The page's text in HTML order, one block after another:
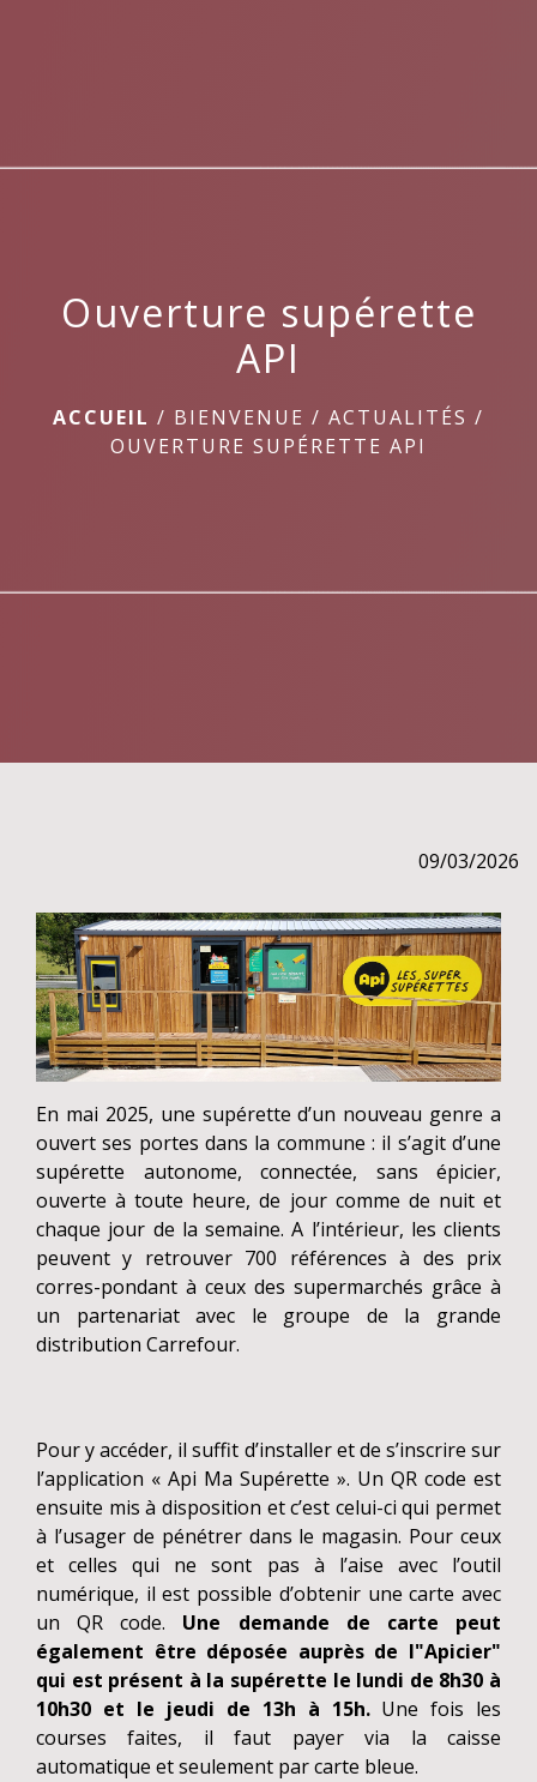
Ouverture supérette
API
ACCUEIL / BIENVENUE / ACTUALITÉS /
OUVERTURE SUPÉRETTE API
09/03/2026
En mai 2025, une supérette d’un nouveau genre a
ouvert ses portes dans la commune : il s’agit d’une
supérette autonome, connectée, sans épicier,
ouverte à toute heure, de jour comme de nuit et
chaque jour de la semaine. A l’intérieur, les clients
peuvent y retrouver 700 références à des prix
corres-pondant à ceux des supermarchés grâce à
un partenariat avec le groupe de la grande
distribution Carrefour.
Pour y accéder, il suffit d’installer et de s’inscrire sur
l’application « Api Ma Supérette ». Un QR code est
ensuite mis à disposition et c’est celui-ci qui permet
à l’usager de pénétrer dans le magasin. Pour ceux
et celles qui ne sont pas à l’aise avec l’outil
numérique, il est possible d’obtenir une carte avec
un QR code. Une demande de carte peut
également être déposée auprès de l"Apicier"
qui est présent à la supérette le lundi de 8h30 à
10h30 et le jeudi de 13h à 15h. Une fois les
courses faites, il faut payer via la caisse
automatique et seulement par carte bleue.